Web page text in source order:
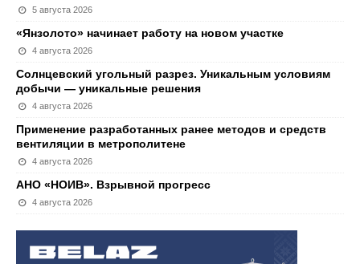
5 августа 2026
«Янзолото» начинает работу на новом участке
4 августа 2026
Солнцевский угольный разрез. Уникальным условиям
добычи — уникальные решения
4 августа 2026
Применение разработанных ранее методов и средств
вентиляции в метрополитене
4 августа 2026
АНО «НОИВ». Взрывной прогресс
4 августа 2026